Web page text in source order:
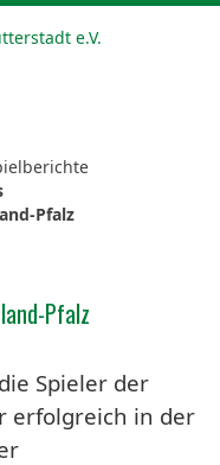
Pfalz
Pfalz
Spieler der
erfolgreich in der